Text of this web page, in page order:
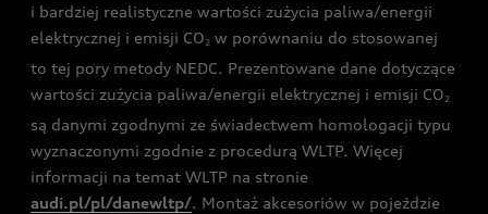
i bardziej realistyczne wartości zużycia paliwa/energii
elektrycznej i emisji CO 2 w porównaniu do stosowanej
to tej pory metody NEDC. Prezentowane dane dotyczące
wartości zużycia paliwa/energii elektrycznej i emisji CO2
są danymi zgodnymi ze świadectwem homologacji typu
wyznaczonymi zgodnie z procedurą WLTP. Więcej
informacji na temat WLTP na stronie
audi.pl/pl/danewltp/. Montaż akcesoriów w pojeździe